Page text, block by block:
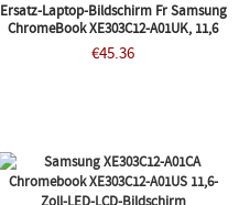
Ersatz-Laptop-Bildschirm Fr Samsung
ChromeBook XE303C12-A01UK, 11,6
Zoll, LED-LCD-HD
€45.36